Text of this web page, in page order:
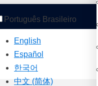
Português Brasileiro
English
Español
한국어
中文 (简体)